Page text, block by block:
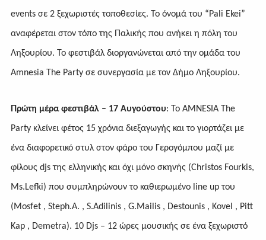
events σε 2 ξεχωριστές τοποθεσίες. Το όνομά του “Pali Ekei”
αναφέρεται στον τόπο της Παλικής που ανήκει η πόλη του
Ληξουρίου. Το φεστιβάλ διοργανώνεται από την ομάδα του
Amnesia The Partyσε συνεργασία με τον Δήμο Ληξουρίου.
Πρώτη μέρα φεστιβάλ – 17 Αυγούστου: Το AMNESIA The
Party κλείνει φέτος 15 χρόνια διεξαγωγής και το γιορτάζει με
ένα διαφορετικό στυλ στον φάρο του Γερογόμπου μαζί με
φίλους djsτης ελληνικής και όχι μόνο σκηνής (Christos Fourkis,
Ms.Lefki) που συμπληρώνουν το καθιερωμένο line upτου
(Mosfet, Steph.A. , S.Adilinis, G.Mailis, Destounis, Kovel , Pitt
Kap, Demetra). 10 Djs – 12 ώρες μουσικής σε ένα ξεχωριστό